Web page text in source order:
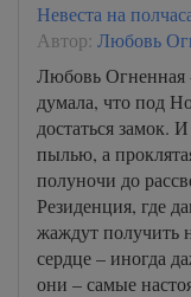
Невеста на
Автор: Любовь
Любовь Огненная
думала, что под
достаться замок.
пылью, а
полуночи до
Резиденция, где
жаждут получить
сердце – иногда
они – самые